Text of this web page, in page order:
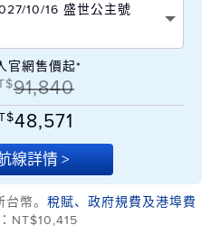
10/16 盛世公主號
官網售價起*
91,840
48,571
線詳情 >
幣。 稅賦、政府規費及港埠費
NT$10,415